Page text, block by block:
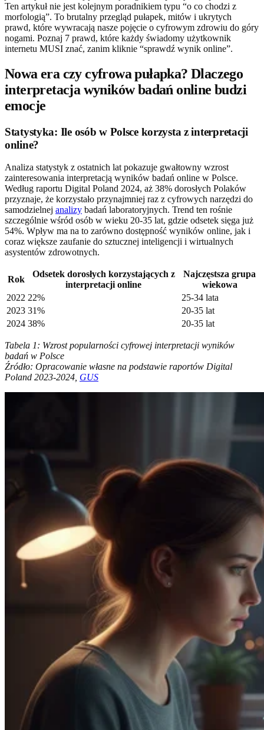
Ten artykuł nie jest kolejnym poradnikiem typu “o co chodzi z
morfologią”. To brutalny przegląd pułapek, mitów i ukrytych
prawd, które wywracają nasze pojęcie o cyfrowym zdrowiu do góry
nogami. Poznaj 7 prawd, które każdy świadomy użytkownik
internetu MUSI znać, zanim kliknie “sprawdź wynik online”.
Nowa era czy cyfrowa pułapka? Dlaczego
interpretacja wyników badań online budzi
emocje
Statystyka: Ile osób w Polsce korzysta z interpretacji
online?
Analiza statystyk z ostatnich lat pokazuje gwałtowny wzrost
zainteresowania interpretacją wyników badań online w Polsce.
Według raportu Digital Poland 2024, aż 38% dorosłych Polaków
przyznaje, że korzystało przynajmniej raz z cyfrowych narzędzi do
samodzielnej analizy badań laboratoryjnych. Trend ten rośnie
szczególnie wśród osób w wieku 20-35 lat, gdzie odsetek sięga już
54%. Wpływ ma na to zarówno dostępność wyników online, jak i
coraz większe zaufanie do sztucznej inteligencji i wirtualnych
asystentów zdrowotnych.
Rok
Odsetek dorosłych korzystających z
interpretacji online
Najczęstsza grupa
wiekowa
2022 22%
25-34 lata
2023 31%
20-35 lat
2024 38% 20-35 lat
Tabela 1: Wzrost popularności cyfrowej interpretacji wyników
badań w Polsce
Źródło: Opracowanie własne na podstawie raportów Digital
Poland 2023-2024, GUS